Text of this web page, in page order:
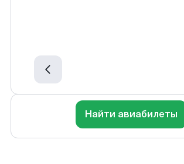
Найти авиабилеты